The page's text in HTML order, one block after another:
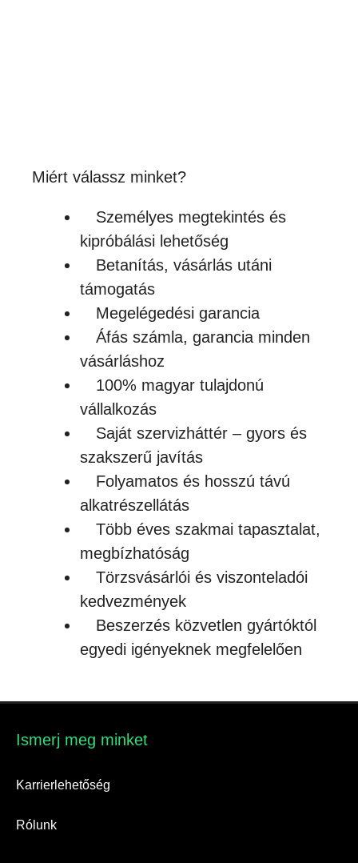
Miért válassz minket?
Személyes megtekintés és
kipróbálási lehetőség
Betanítás, vásárlás utáni
támogatás
Megelégedési garancia
Áfás számla, garancia minden
vásárláshoz
100% magyar tulajdonú
vállalkozás
Saját szervizháttér – gyors és
szakszerű javítás
Folyamatos és hosszú távú
alkatrészellátás
Több éves szakmai tapasztalat,
megbízhatóság
Törzsvásárlói és viszonteladói
kedvezmények
Beszerzés közvetlen gyártóktól
egyedi igényeknek megfelelően
Ismerj meg minket​
Karrierlehetőség
Rólunk